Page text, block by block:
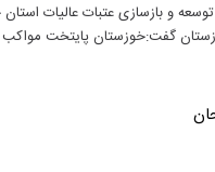
و بازسازی عتبات عالیات
گفت:خوزستان پایتخت